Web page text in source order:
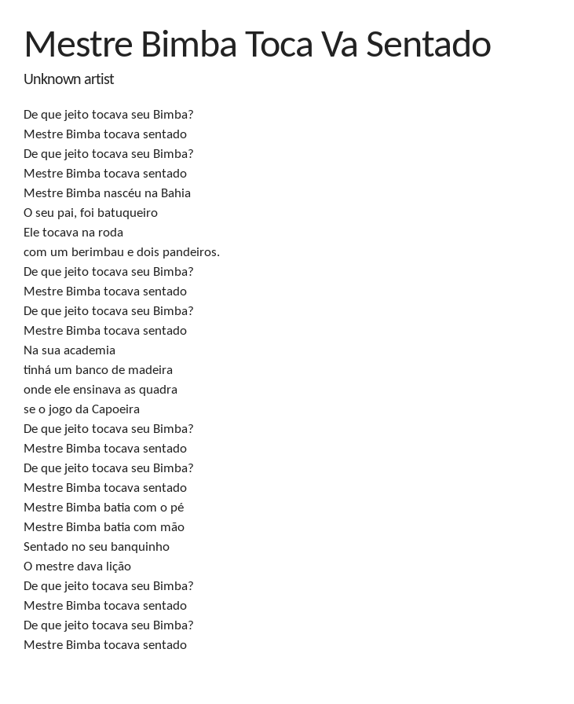
Mestre Bimba Toca Va Sentado
Unknown artist
De que jeito tocava seu Bimba?
Mestre Bimba tocava sentado
De que jeito tocava seu Bimba?
Mestre Bimba tocava sentado
Mestre Bimba nascéu na Bahia
O seu pai, foi batuqueiro
Ele tocava na roda
com um berimbau e dois pandeiros.
De que jeito tocava seu Bimba?
Mestre Bimba tocava sentado
De que jeito tocava seu Bimba?
Mestre Bimba tocava sentado
Na sua academia
tinhá um banco de madeira
onde ele ensinava as quadra
se o jogo da Capoeira
De que jeito tocava seu Bimba?
Mestre Bimba tocava sentado
De que jeito tocava seu Bimba?
Mestre Bimba tocava sentado
Mestre Bimba batia com o pé
Mestre Bimba batia com mão
Sentado no seu banquinho
O mestre dava lição
De que jeito tocava seu Bimba?
Mestre Bimba tocava sentado
De que jeito tocava seu Bimba?
Mestre Bimba tocava sentado